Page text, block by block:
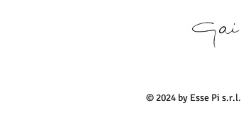
© 2024 by Esse Pi s.r.l.